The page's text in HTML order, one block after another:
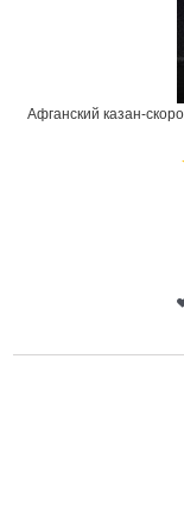
Афганский казан-